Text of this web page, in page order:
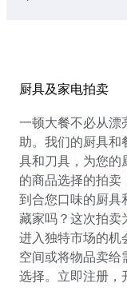
厨具及家电拍卖
一顿大餐不必从漂
助。我们的厨具和
具和刀具，为您的
的商品选择的拍卖
到合您口味的厨具
藏家吗？这次拍卖
进入独特市场的机
空间或将物品卖给
选择。立即注册，